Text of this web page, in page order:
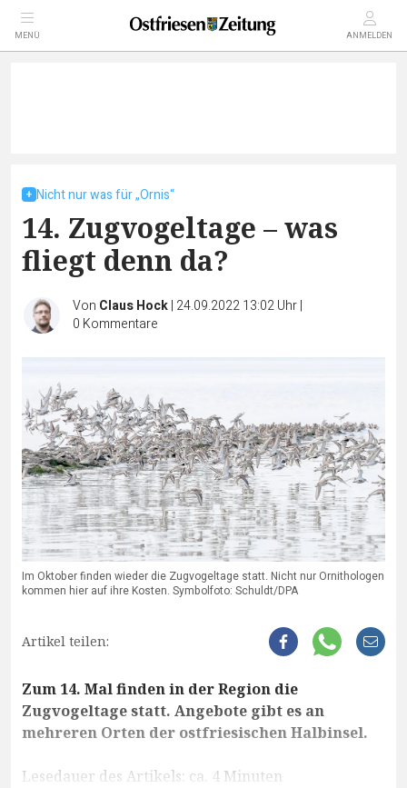
MENÜ ANMELDEN
Nicht nur was für „Ornis“
14. Zugvogeltage – was
fliegt denn da?
Von Claus Hock| 24.09.2022 13:02 Uhr|
0 Kommentare
Im Oktober finden wieder die Zugvogeltage statt. Nicht nur Ornithologen
kommen hier auf ihre Kosten. Symbolfoto: Schuldt/DPA
Artikel teilen:
Zum 14. Mal finden in der Region die
Zugvogeltage statt. Angebote gibt es an
mehreren Orten der ostfriesischen Halbinsel.
Lesedauer des Artikels: ca. 4 Minuten